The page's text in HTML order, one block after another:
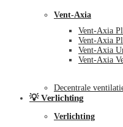
Vent-Axia
Vent-Axia
Vent-Axia
Vent-Axia
Vent-Axia
Decentrale
💡 Verlichting
Verlichting